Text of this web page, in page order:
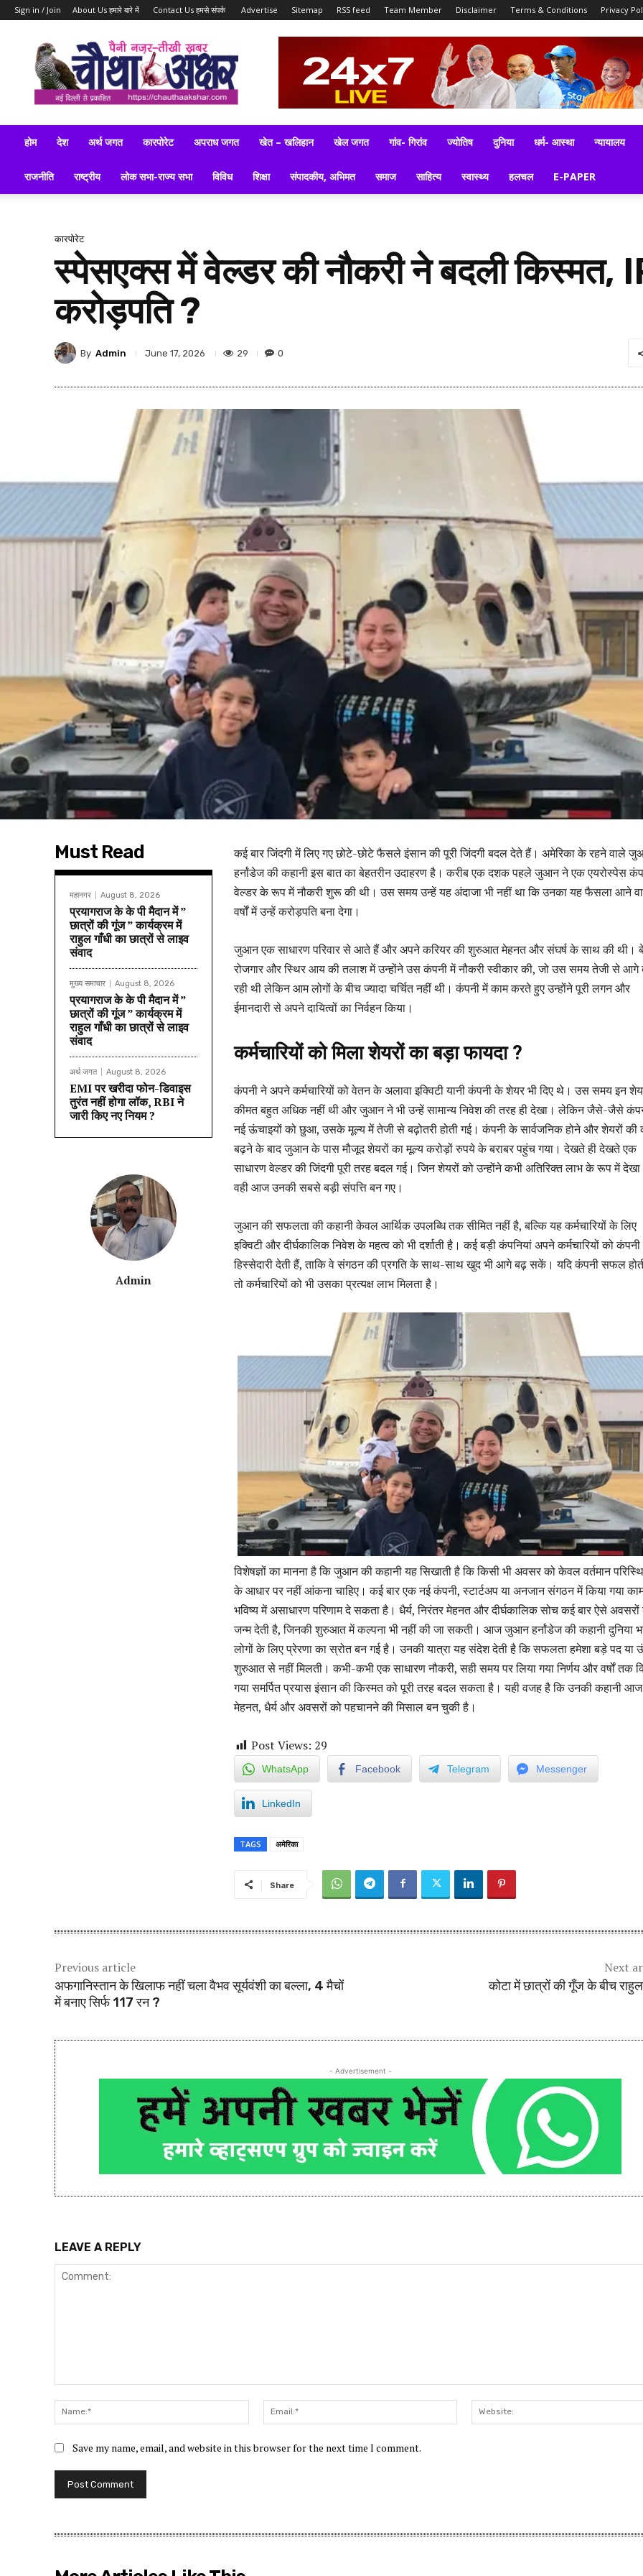
Sign in / Join About Us हमारे बारे में Contact Us हमसे संपर्क Advertise Sitemap RSS feed Team Member Disclaimer Terms & Conditions Privacy
ब्रेकिंग
न्यूज़,
लेटेस्ट
न्यूज,
टॉप
न्यूज,
लेटेस्ट
हिन्दी
होम देश अर्थ जगत कारपोरेट अपराध जगत खेत – खलिहान खेल जगत गांव- गिरांव ज्योतिष दुनिया धर्म- आस्था न्यायालय
राजनीति राष्ट्रीय लोक सभा-राज्य सभा विविध शिक्षा संपादकीय, अभिमत समाज साहित्य स्वास्थ्य हलचल E-PAPER
कारपोरेट
स्पेसएक्स में वेल्डर की नौकरी ने बदली किस्मत,
करोड़पति ?
By Admin June 17, 2026 29 0
Must Read
महानगर August 8, 2026
प्रयागराज के के पी मैदान में ”
छात्रों की गूंज ” कार्यक्रम में
राहुल गाँधी का छात्रों से लाइव
संवाद
मुख्य समाचार August 8, 2026
प्रयागराज के के पी मैदान में ”
छात्रों की गूंज ” कार्यक्रम में
राहुल गाँधी का छात्रों से लाइव
संवाद
अर्थ जगत August 8, 2026
EMI पर खरीदा फोन-डिवाइस
तुरंत नहीं होगा लॉक, RBI ने
जारी किए नए नियम ?
Admin
कई बार जिंदगी में लिए गए छोटे-छोटे फैसले इंसान की पूरी जिंदगी बदल देते हैं। अमेरिका के रहने वाले
हर्नांडेज की कहानी इस बात का बेहतरीन उदाहरण है। करीब एक दशक पहले जुआन ने एक एयरोस्पेस
वेल्डर के रूप में नौकरी शुरू की थी। उस समय उन्हें यह अंदाजा भी नहीं था कि उनका यह फैसला आने
वर्षों में उन्हें करोड़पति बना देगा।
जुआन एक साधारण परिवार से आते हैं और अपने करियर की शुरुआत मेहनत और संघर्ष के साथ की थी।
रोजगार और स्थिर आय की तलाश में उन्होंने उस कंपनी में नौकरी स्वीकार की, जो उस समय तेजी से आगे
रही थी लेकिन आम लोगों के बीच ज्यादा चर्चित नहीं थी। कंपनी में काम करते हुए उन्होंने पूरी लगन और
ईमानदारी से अपने दायित्वों का निर्वहन किया।
कर्मचारियों को मिला शेयरों का बड़ा फायदा ?
कंपनी ने अपने कर्मचारियों को वेतन के अलावा इक्विटी यानी कंपनी के शेयर भी दिए थे। उस समय इन
कीमत बहुत अधिक नहीं थी और जुआन ने भी उन्हें सामान्य निवेश की तरह ही देखा। लेकिन जैसे-जैसे
नई ऊंचाइयों को छुआ, उसके मूल्य में तेजी से बढ़ोतरी होती गई। कंपनी के सार्वजनिक होने और शेयरों की
बढ़ने के बाद जुआन के पास मौजूद शेयरों का मूल्य करोड़ों रुपये के बराबर पहुंच गया। देखते ही देखते एक
साधारण वेल्डर की जिंदगी पूरी तरह बदल गई। जिन शेयरों को उन्होंने कभी अतिरिक्त लाभ के रूप में देखा
वही आज उनकी सबसे बड़ी संपत्ति बन गए।
जुआन की सफलता की कहानी केवल आर्थिक उपलब्धि तक सीमित नहीं है, बल्कि यह कर्मचारियों के लिए
इक्विटी और दीर्घकालिक निवेश के महत्व को भी दर्शाती है। कई बड़ी कंपनियां अपने कर्मचारियों को
हिस्सेदारी देती हैं, ताकि वे संगठन की प्रगति के साथ-साथ खुद भी आगे बढ़ सकें। यदि कंपनी सफल
तो कर्मचारियों को भी उसका प्रत्यक्ष लाभ मिलता है।
विशेषज्ञों का मानना है कि जुआन की कहानी यह सिखाती है कि किसी भी अवसर को केवल वर्तमान
के आधार पर नहीं आंकना चाहिए। कई बार एक नई कंपनी, स्टार्टअप या अनजान संगठन में किया गया
भविष्य में असाधारण परिणाम दे सकता है। धैर्य, निरंतर मेहनत और दीर्घकालिक सोच कई बार ऐसे अवसरों
जन्म देती है, जिनकी शुरुआत में कल्पना भी नहीं की जा सकती। आज जुआन हर्नांडेज की कहानी दुनिया
लोगों के लिए प्रेरणा का स्रोत बन गई है। उनकी यात्रा यह संदेश देती है कि सफलता हमेशा बड़े पद या
शुरुआत से नहीं मिलती। कभी-कभी एक साधारण नौकरी, सही समय पर लिया गया निर्णय और वर्षों तक
गया समर्पित प्रयास इंसान की किस्मत को पूरी तरह बदल सकता है। यही वजह है कि उनकी कहानी आज
मेहनत, धैर्य और अवसरों को पहचानने की मिसाल बन चुकी है।
Post Views: 29
WhatsApp Facebook Telegram Messenger
LinkedIn
TAGS अमेरिका
Share
Previous article
अफगानिस्तान के खिलाफ नहीं चला वैभव सूर्यवंशी का बल्ला, 4 मैचों
में बनाए सिर्फ 117 रन ?
Next
कोटा में छात्रों की गूँज के बीच राहुल
- Advertisement -
LEAVE A REPLY
Name:*
Email:*
Save my name, email, and website in this browser for the next time I comment.